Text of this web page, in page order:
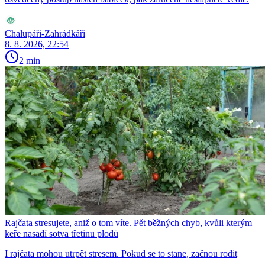
Chalupáři-Zahrádkáři
8. 8. 2026, 22:54
2 min
Rajčata stresujete, aniž o tom víte. Pět běžných chyb, kvůli kterým
keře nasadí sotva třetinu plodů
I rajčata mohou utrpět stresem. Pokud se to stane, začnou rodit